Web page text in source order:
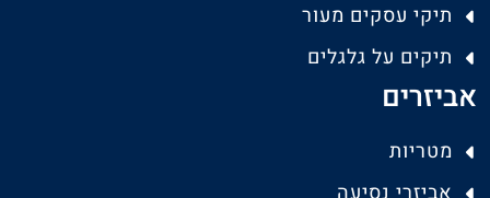
תיקי עסקים מעור
תיקים על גלגלים
אביזרים
מטריות